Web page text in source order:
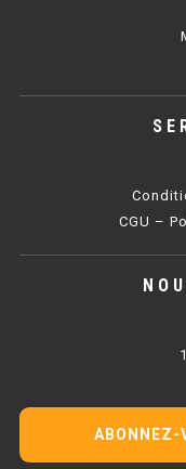
TABLE DE
CGU –